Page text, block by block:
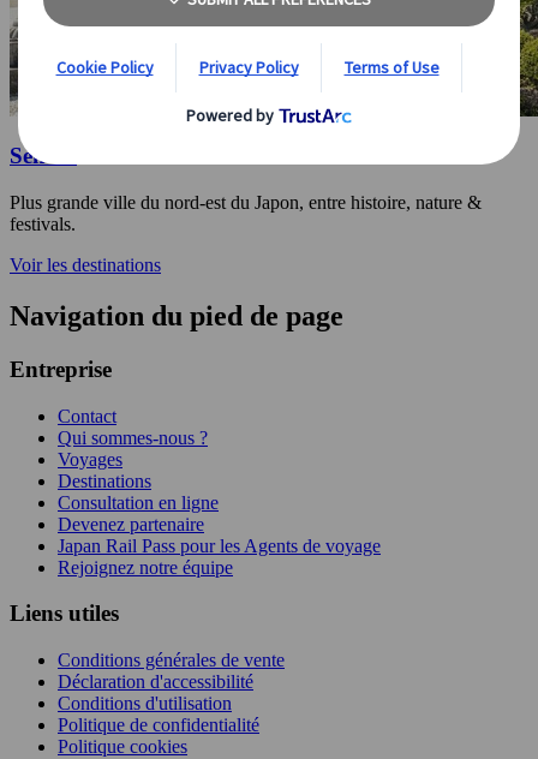
Sendai
Plus grande ville du nord-est du Japon, entre histoire, nature &
festivals.
Voir les destinations
Navigation du pied de page
Entreprise
Contact
Qui sommes-nous ?
Voyages
Destinations
Consultation en ligne
Devenez partenaire
Japan Rail Pass pour les Agents de voyage
Rejoignez notre équipe
Liens utiles
Conditions générales de vente
Déclaration d'accessibilité
Conditions d'utilisation
Politique de confidentialité
Politique cookies